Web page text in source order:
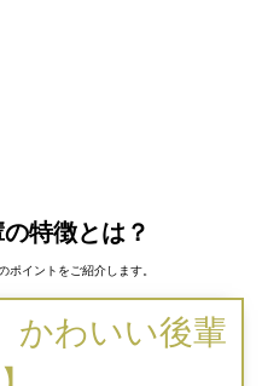
特徴とは？
ポイントをご紹介します。
かわいい後輩